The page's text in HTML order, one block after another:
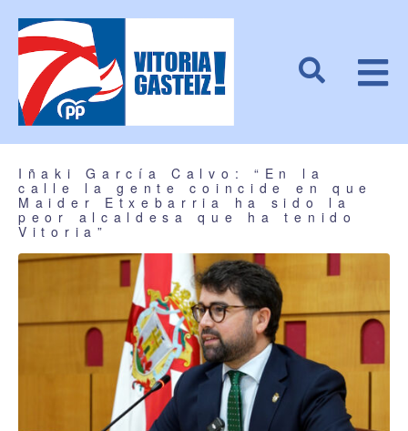
Iñaki García Calvo: “En la
calle la gente coincide en que
Maider Etxebarria ha sido la
peor alcaldesa que ha tenido
Vitoria”